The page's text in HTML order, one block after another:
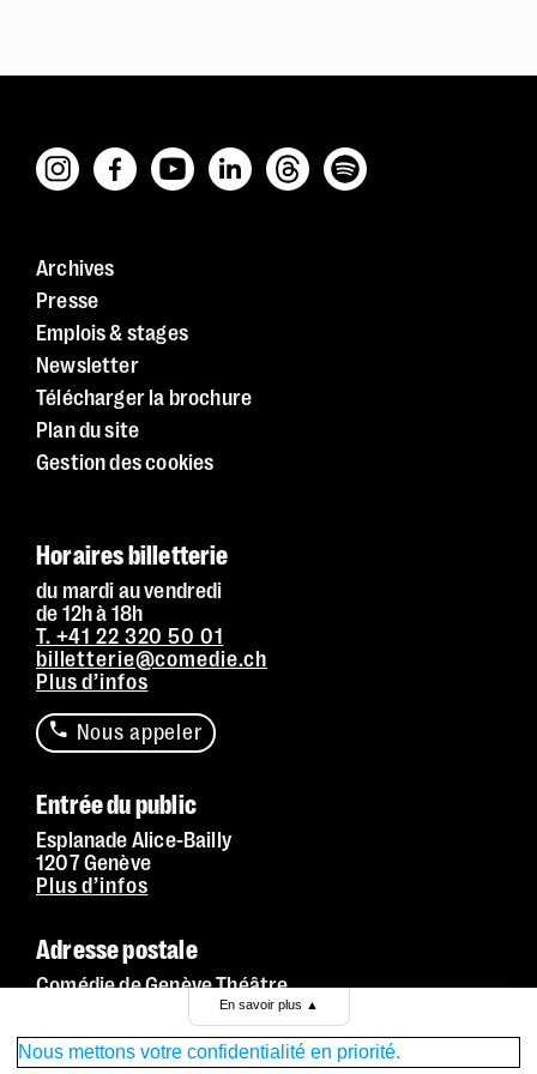
Police dyslexie : non
Taille du texte :
Archives
Presse
Emplois & stages
Newsletter
Télécharger la brochure
Plan du site
Gestion des cookies
Horaires billetterie
du mardi au vendredi
de 12h à 18h
T. +41 22 320 50 01
billetterie@comedie.ch
Plus d’infos
Nous appeler
Entrée du public
Esplanade Alice-Bailly
1207 Genève
Plus d’infos
Adresse postale
Comédie de Genève Théâtre
Promenade Louise-Boulaz
1211 Genève 6
En savoir plus ▲
Nous mettons votre confidentialité en priorité.